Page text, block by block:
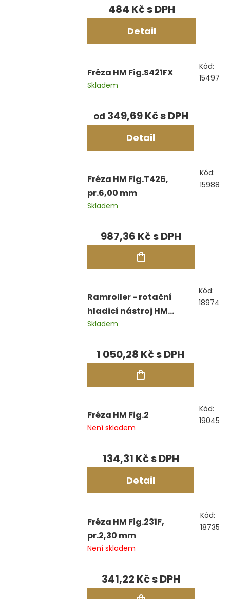
484 Kč
Detail
Fréza HM Fig.S421FX
Skladem
od 349,69 Kč
Detail
Kód:
15497
Fréza HM Fig.T426,
pr.6,00 mm
Skladem
987,36 Kč
Kód:
15988
Ramroller - rotační
hladicí nástroj HM
Fig.RR426F, pr.6,00 mm
Skladem
1 050,28 Kč
Kód:
18974
Fréza HM Fig.2
Není skladem
134,31 Kč
Detail
Kód:
19045
Fréza HM Fig.231F,
pr.2,30 mm
Není skladem
341,22 Kč
Kód:
18735